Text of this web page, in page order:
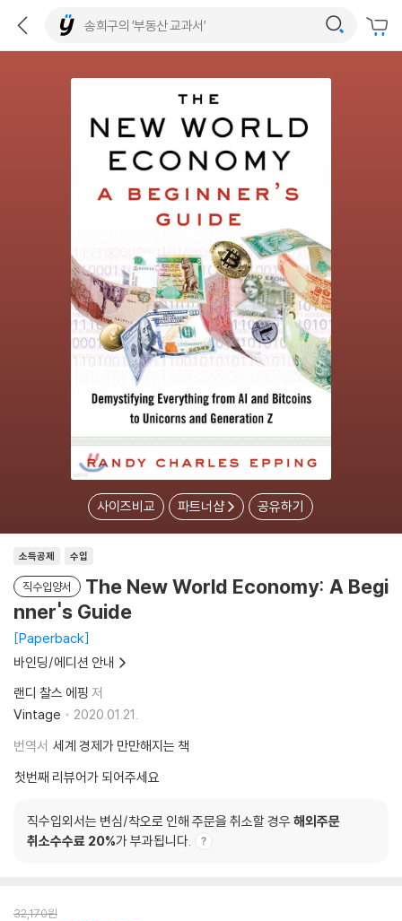
사이즈비교 파트너샵 공유하기
소득공제 수입
직수입양서
The New World Economy: A Begi
nner's Guide
Paperback
바인딩/에디션 안내
랜디 찰스 에핑 저
Vintage
2020.01.21.
번역서 세계 경제가 만만해지는 책
첫번째 리뷰어가 되어주세요
직수입외서는 변심/착오로 인해 주문을 취소할 경우 해외주문
취소수수료 20%가 부과됩니다.
32,170원